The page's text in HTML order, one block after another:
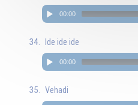
00:00
Ide ide ide
00:00
Vehadi